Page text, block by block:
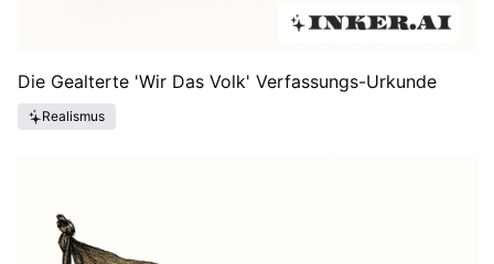
Die Gealterte 'Wir Das Volk' Verfassungs-Urkunde
Realismus